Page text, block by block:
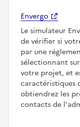
Envergo
Le simulateur
de vérifier si
par une
sélectionnant
votre projet, et
caractéristiques
obtiendrez les
contacts de